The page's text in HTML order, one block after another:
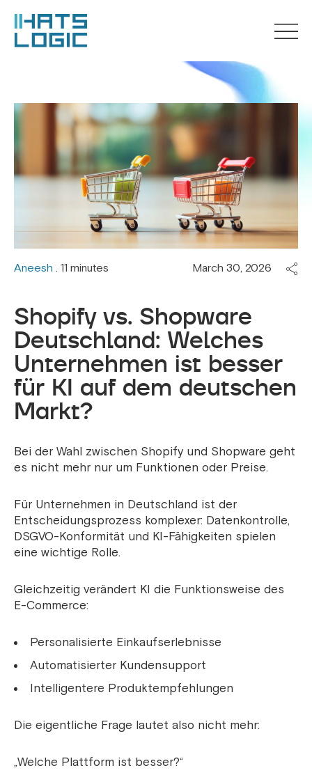
Aneesh . 11 minutes March 30, 2026
Shopify vs. Shopware
Deutschland: Welches
Unternehmen ist besser
für KI auf dem deutschen
Markt?
Bei der Wahl zwischen Shopify und Shopware geht
es nicht mehr nur um Funktionen oder Preise.
Für Unternehmen in Deutschland ist der
Entscheidungsprozess komplexer: Datenkontrolle,
DSGVO-Konformität und KI-Fähigkeiten spielen
eine wichtige Rolle.
Gleichzeitig verändert KI die Funktionsweise des
E-Commerce:
Personalisierte Einkaufserlebnisse
Automatisierter Kundensupport
Intelligentere Produktempfehlungen
Die eigentliche Frage lautet also nicht mehr:
„Welche Plattform ist besser?“